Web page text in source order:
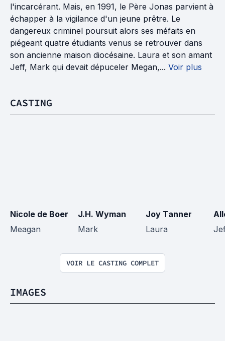
l'incarcérant. Mais, en 1991, le Père Jonas parvient à
échapper à la vigilance d'un jeune prêtre. Le
dangereux criminel poursuit alors ses méfaits en
piégeant quatre étudiants venus se retrouver dans
son ancienne maison diocésaine. Laura et son amant
Jeff, Mark qui devait dépuceler Megan,... Voir plus
CASTING
Nicole de Boer
Meagan
J.H. Wyman
Mark
Joy Tanner
Laura
VOIR LE CASTING COMPLET
IMAGES